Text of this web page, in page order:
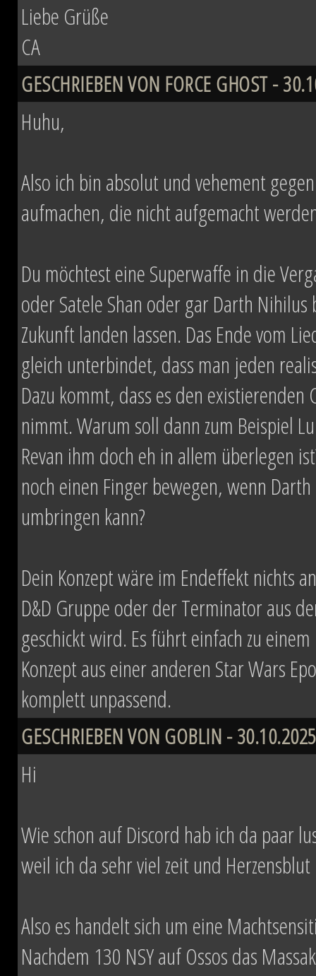
Liebe Grüße
CA
GESCHRIEBEN VON FORCE GHOST -
Huhu,
Also ich bin absolut und vehement
aufmachen, die nicht aufgemacht
Du möchtest eine Superwaffe in die
oder Satele Shan oder gar Darth
Zukunft landen lassen. Das Ende vom
gleich unterbindet, dass man jeden
Dazu kommt, dass es den
nimmt. Warum soll dann zum Beispiel
Revan ihm doch eh in allem überlegen
noch einen Finger bewegen, wenn
umbringen kann?
Dein Konzept wäre im Endeffekt nichts
D&D Gruppe oder der Terminator aus
geschickt wird. Es führt einfach zu
Konzept aus einer anderen Star Wars
komplett unpassend.
GESCHRIEBEN VON GOBLIN -
Hi
Wie schon auf Discord hab ich da paar
weil ich da sehr viel zeit und
Also es handelt sich um eine
Nachdem 130 NSY auf Ossos das